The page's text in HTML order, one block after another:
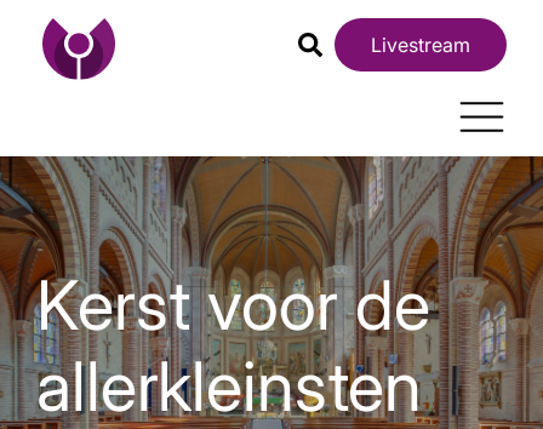
Livestream
Kerst voor de
allerkleinsten